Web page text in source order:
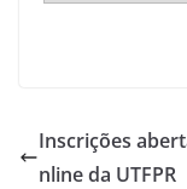
Inscrições
nline da UTFPR